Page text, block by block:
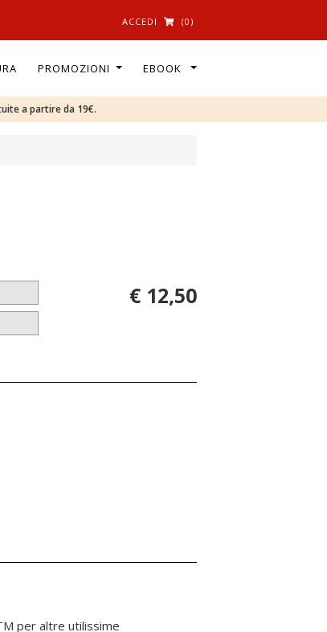
ACCEDI (0)
PROMOZIONI EBOOK
a partire da 19€.
€ 12,50